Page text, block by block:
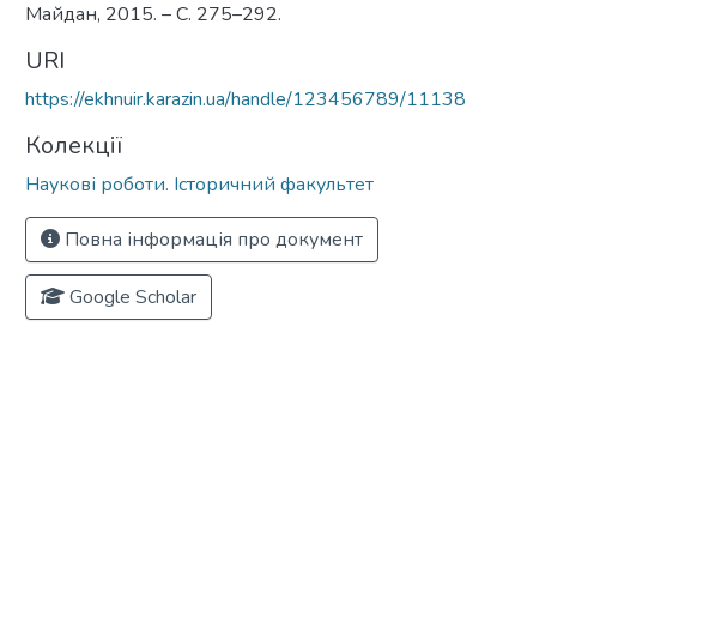
Майдан, 2015. – C. 275–292.
URI
https://ekhnuir.karazin.ua/handle/123456789/11138
Колекції
Наукові роботи. Історичний факультет
Повна інформація про документ
Google Scholar